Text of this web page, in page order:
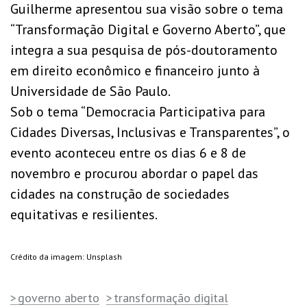
Guilherme apresentou sua visão sobre o tema
“Transformação Digital e Governo Aberto”, que
integra a sua pesquisa de pós-doutoramento
em direito econômico e financeiro junto à
Universidade de São Paulo.
Sob o tema “Democracia Participativa para
Cidades Diversas, Inclusivas e Transparentes”, o
evento aconteceu entre os dias 6 e 8 de
novembro e procurou abordar o papel das
cidades na construção de sociedades
equitativas e resilientes.
Crédito da imagem: Unsplash
governo aberto transformação digital